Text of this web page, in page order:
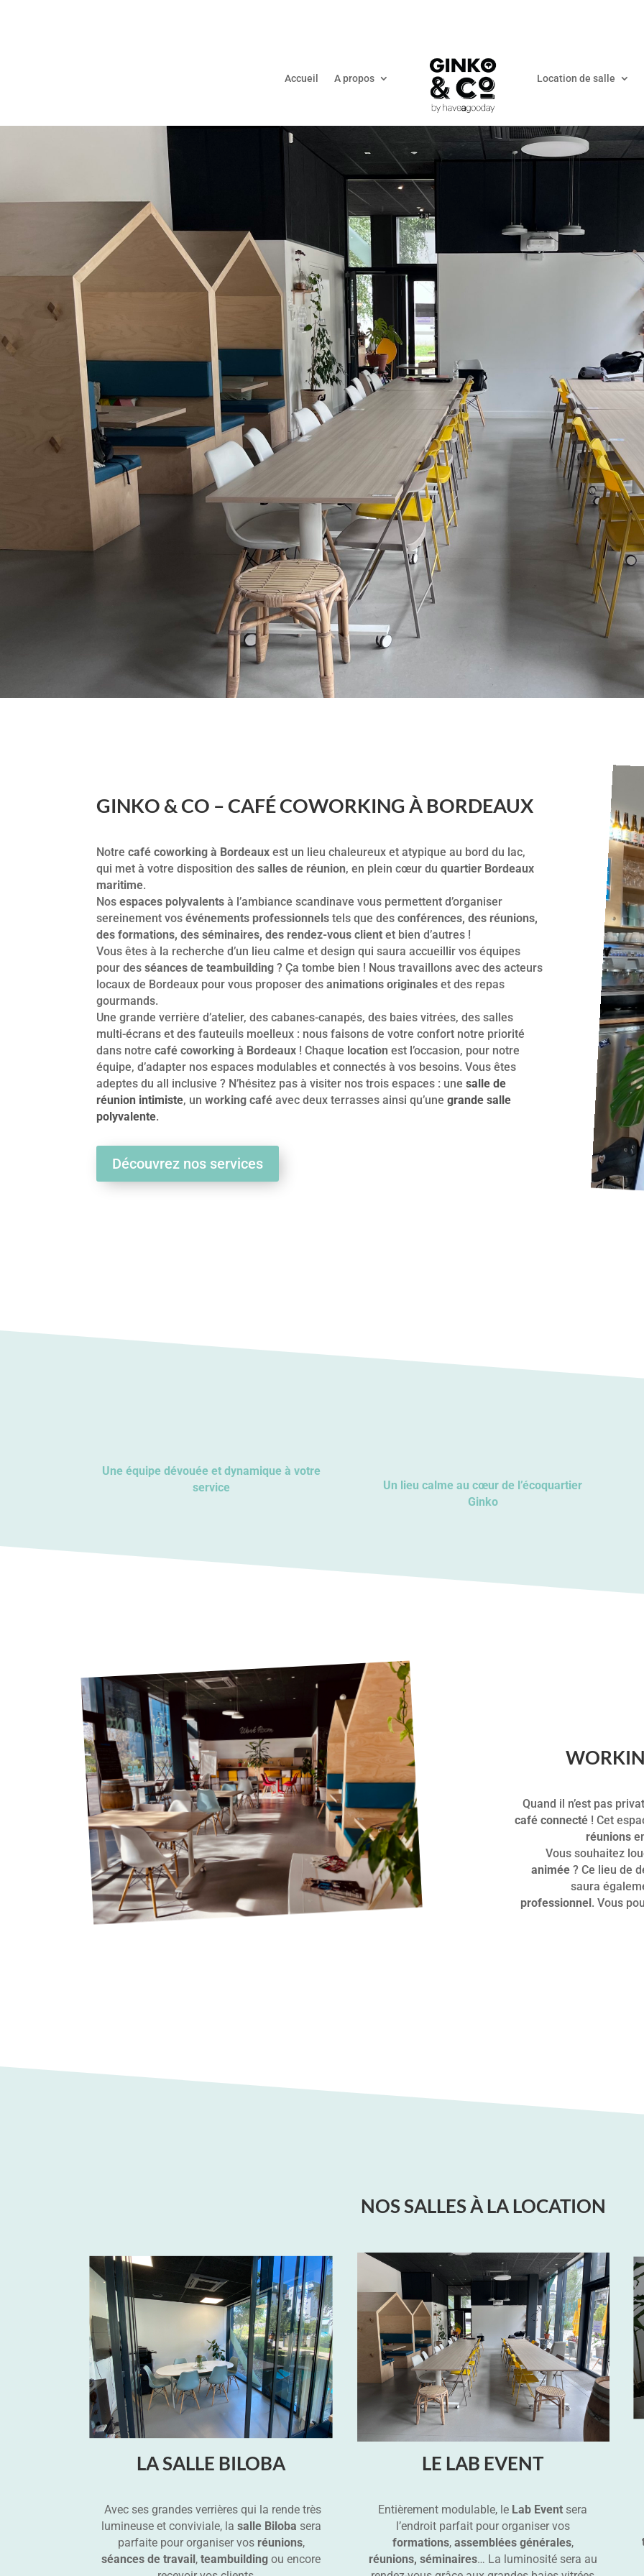
Accueil A propos Location de salle
GINKO & CO – CAFÉ COWORKING À BORDEAUX
Notrecafé coworking à Bordeaux est un lieu chaleureux et atypique au bord du lac,
qui met à votre disposition dessalles de réunion, en plein cœur duquartier Bordeaux
maritime.
Nosespaces polyvalents à l’ambiance scandinave vous permettent d’organiser
sereinement vosévénements professionnels tels que desconférences, des réunions,
des formations, des séminaires, des rendez-vous client et bien d’autres !
Vous êtes à la recherche d’un lieu calme et design qui saura accueillir vos équipes
pour desséances de teambuilding ? Ça tombe bien ! Nous travaillons avec des acteurs
locaux de Bordeaux pour vous proposer desanimations originales et des repas
gourmands.
Une grande verrière d’atelier, des cabanes-canapés, des baies vitrées, des salles
multi-écrans et des fauteuils moelleux : nous faisons de votre confort notre priorité
dans notrecafé coworking à Bordeaux ! Chaque location est l’occasion, pour notre
équipe, d’adapter nos espaces modulables et connectés à vos besoins. Vous êtes
adeptes du all inclusive ? N’hésitez pas à visiter nos trois espaces : unesalle de
réunion intimiste, unworking café avec deux terrasses ainsi qu’unegrande salle
polyvalente.
Découvrez nos services
Une équipe dévouée et dynamique à votre
service
Un lieu calme au cœur de l’écoquartier
Ginko
Quand il n’est pas
café connecté! Cet
réunions
Vous souhaitez
animée ? Ce lieu de
saura
professionnel. Vous
NOS SALLES À LA LOCATION
LA SALLE BILOBA
Avec ses grandes verrières qui la rende très
lumineuse et conviviale, la salle Biloba sera
parfaite pour organiser vos réunions,
séances de travail,teambuilding ou encore
LE LAB EVENT
Entièrement modulable, le Lab Event sera
l’endroit parfait pour organiser vos
formations, assemblées générales,
réunions, séminaires… La luminosité sera au